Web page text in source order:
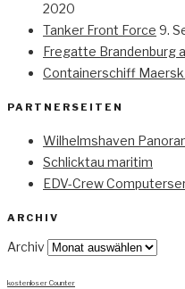
2020
Tanker Front Force 9.
Fregatte Brandenburg
Containerschiff
PARTNERSEITEN
Wilhelmshaven
Schlicktau maritim
EDV-Crew
ARCHIV
Archiv
kostenloser Counter